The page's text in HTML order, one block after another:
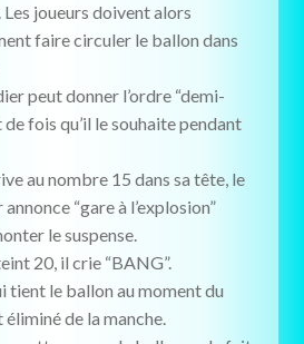
Les joueurs doivent alors
faire circuler le ballon dans
peut donner l’ordre “demi-
fois qu’il le souhaite pendant
au nombre 15 dans sa tête, le
“gare à l’explosion”
le suspense.
20, il crie “BANG”.
tient le ballon au moment du
éliminé de la manche.